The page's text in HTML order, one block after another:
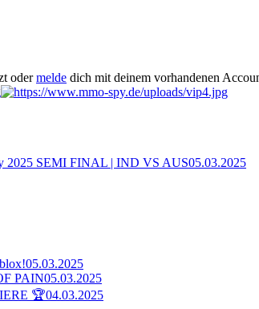
odermelde dich mit deinem vorhandenen
SEMI FINAL | IND VS AUS05.03.2025
05.03.2025
PAIN05.03.2025
🏆04.03.2025